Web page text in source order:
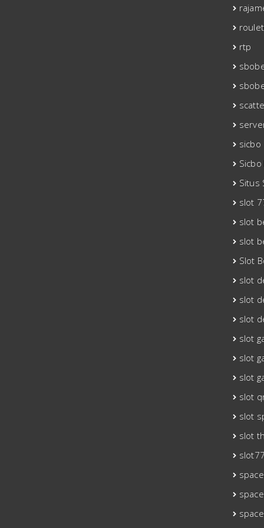
rtp
sicbo
Situs
slot
slot
slot
Slot
slot
slot
slot
slot
slot
slot
slot
slot
slot